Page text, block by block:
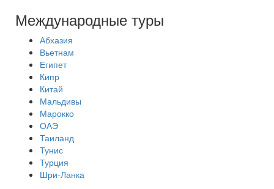
Международные туры
Абхазия
Вьетнам
Египет
Кипр
Китай
Мальдивы
Марокко
ОАЭ
Таиланд
Тунис
Турция
Шри-Ланка